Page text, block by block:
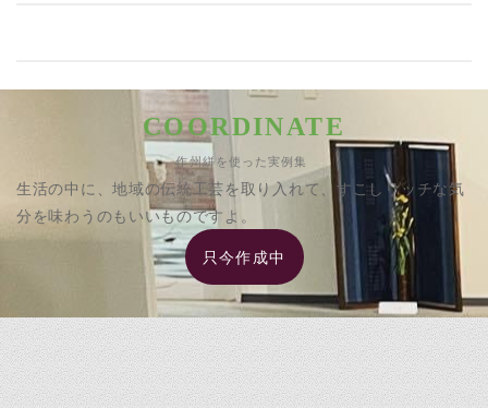
COORDINATE
作州絣を使った実例集
生活の中に、地域の伝統工芸を取り入れて、すこしリッチな気
分を味わうのもいいものですよ。
只今作成中